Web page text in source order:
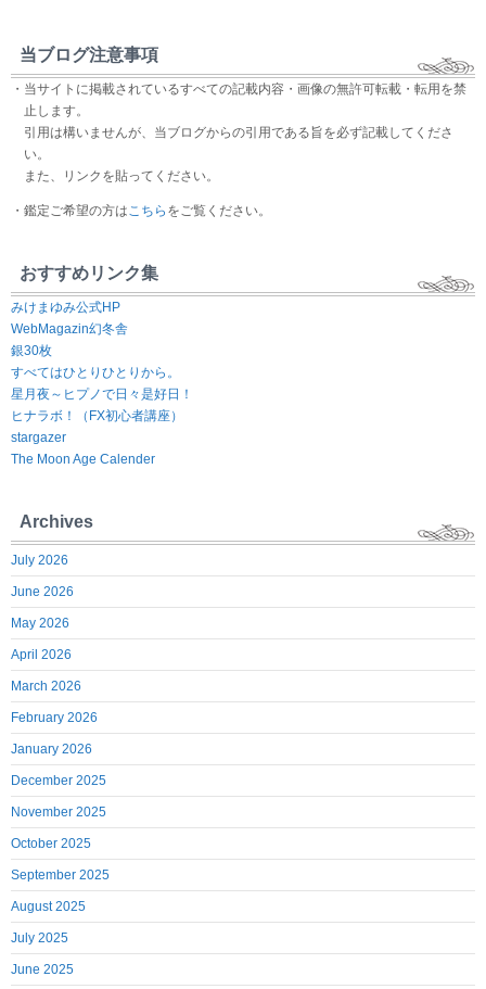
当ブログ注意事項
・当サイトに掲載されているすべての記載内容・画像の無許可転載・転用を禁
止します。
引用は構いませんが、当ブログからの引用である旨を必ず記載してくださ
い。
また、リンクを貼ってください。
・鑑定ご希望の方はこちら をご覧ください。
おすすめリンク集
みけまゆみ公式HP
WebMagazin幻冬舎
銀30枚
すべてはひとりひとりから。
星月夜～ヒプノで日々是好日！
ヒナラボ！（FX初心者講座）
stargazer
The Moon Age Calender
Archives
July 2026
June 2026
May 2026
April 2026
March 2026
February 2026
January 2026
December 2025
November 2025
October 2025
September 2025
August 2025
July 2025
June 2025